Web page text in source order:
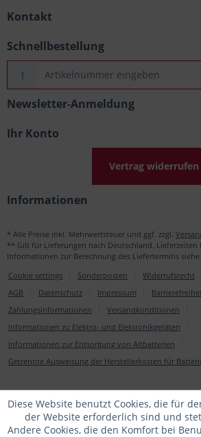
Kontakt
Schnellbestellung
Newsletter-Anmeldung
Ihr Konto
Vertrag widerrufen
Informationen
* Alle Preise inkl. Mehrwertsteuer und ggf. zzgl.
** Gilt für Lieferungen nach Deutschland. Lieferzeiten
Informationen zur Berechnung des Liefertermins siehe
Cookie settings
Sonderposten Widerrufsrecht
AGB
Datenschutz Impressum
Zahlungsinformationen
Versandkonditionen
Informationen zu Elektro- und Elektronikgeräten
Informationen zur Entsorgung von Altbatterien
Getrennte Ausweisung der Herstellerkosten für
Diese Website benutzt Cookies, die für
der Website erforderlich sind und
Andere Cookies, die den Komfort bei